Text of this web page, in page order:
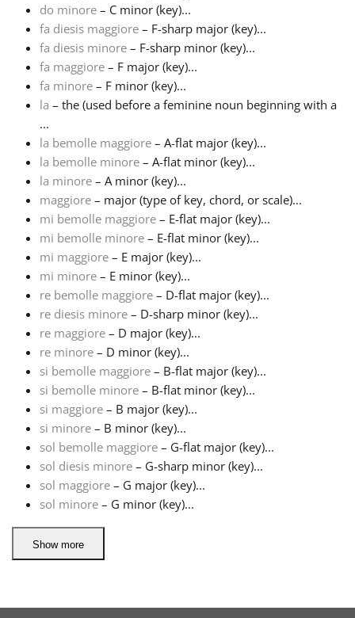
हिन्दी
Italiano
日本語
Português
Русский
Svenska
Tiếng Việt
Türkçe
Українська
简体中文
do minore – C minor (key)...
fa diesis maggiore – F-sharp major (key)...
fa diesis minore – F-sharp minor (key)...
fa maggiore – F major (key)...
fa minore – F minor (key)...
la – the (used before a feminine noun beginning with a
...
la bemolle maggiore – A-flat major (key)...
la bemolle minore – A-flat minor (key)...
la minore – A minor (key)...
maggiore – major (type of key, chord, or scale)...
mi bemolle maggiore – E-flat major (key)...
mi bemolle minore – E-flat minor (key)...
mi maggiore – E major (key)...
mi minore – E minor (key)...
re bemolle maggiore – D-flat major (key)...
re diesis minore – D-sharp minor (key)...
re maggiore – D major (key)...
re minore – D minor (key)...
si bemolle maggiore – B-flat major (key)...
si bemolle minore – B-flat minor (key)...
si maggiore – B major (key)...
si minore – B minor (key)...
sol bemolle maggiore – G-flat major (key)...
sol diesis minore – G-sharp minor (key)...
sol maggiore – G major (key)...
sol minore – G minor (key)...
Show more